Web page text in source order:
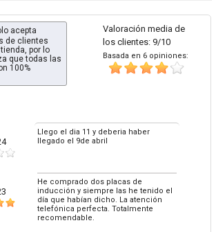
Valoración media de
los clientes: 9/10
Basada en 6 opiniones:
acepta
de clientes
por lo
que todas las
100%
Llego el dia 11 y deberia haber
llegado el 9de abril
He comprado dos placas de
inducción y siempre las he tenido el
día que habían dicho. La atención
telefónica perfecta. Totalmente
recomendable.